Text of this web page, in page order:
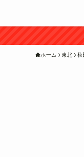
ホーム 東北 秋